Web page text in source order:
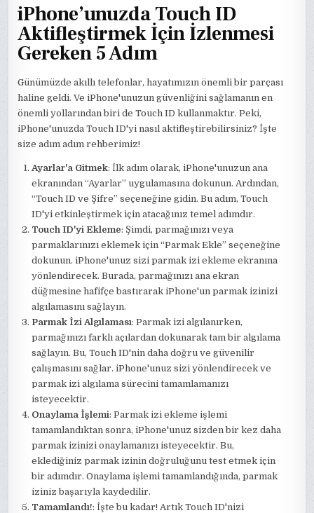
iPhone’unuzda Touch ID
Aktifleştirmek İçin İzlenmesi
Gereken 5 Adım
Günümüzde akıllı telefonlar, hayatımızın önemli bir parçası
haline geldi. Ve iPhone'unuzun güvenliğini sağlamanın en
önemli yollarından biri de Touch ID kullanmaktır. Peki,
iPhone'unuzda Touch ID'yi nasıl aktifleştirebilirsiniz? İşte
size adım adım rehberimiz!
Ayarlar'a Gitmek: İlk adım olarak, iPhone'unuzun ana
ekranından “Ayarlar” uygulamasına dokunun. Ardından,
“Touch ID ve Şifre” seçeneğine gidin. Bu adım, Touch
ID'yi etkinleştirmek için atacağınız temel adımdır.
Touch ID'yi Ekleme: Şimdi, parmağınızı veya
parmaklarınızı eklemek için “Parmak Ekle” seçeneğine
dokunun. iPhone'unuz sizi parmak izi ekleme ekranına
yönlendirecek. Burada, parmağınızı ana ekran
düğmesine hafifçe bastırarak iPhone'un parmak izinizi
algılamasını sağlayın.
Parmak İzi Algılaması: Parmak izi algılanırken,
parmağınızı farklı açılardan dokunarak tam bir algılama
sağlayın. Bu, Touch ID'nin daha doğru ve güvenilir
çalışmasını sağlar. iPhone'unuz sizi yönlendirecek ve
parmak izi algılama sürecini tamamlamanızı
isteyecektir.
Onaylama İşlemi: Parmak izi ekleme işlemi
tamamlandıktan sonra, iPhone'unuz sizden bir kez daha
parmak izinizi onaylamanızı isteyecektir. Bu,
eklediğiniz parmak izinin doğruluğunu test etmek için
bir adımdır. Onaylama işlemi tamamlandığında, parmak
iziniz başarıyla kaydedilir.
Tamamlandı!: İşte bu kadar! Artık Touch ID'nizi